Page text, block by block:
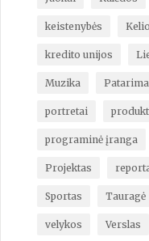
keistenybės
kredito unijos
Muzika
portretai
programinė įranga
Projektas
Sportas Tauragė
velykos Verslas